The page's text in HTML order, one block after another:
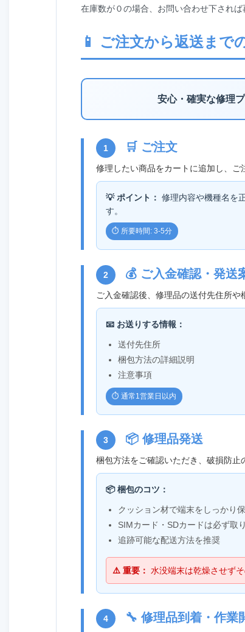
在庫数が０の場合、お問い合わせ下され
📱 ご注文から返送まで
安心・確実な修理
1 🛒 ご注文
修理したい商品をカートに追加し、ご
💡 ポイント： 修理内容や機種名を
す。
⏱️ 所要時間: 3-5分
2 💰 ご入金確認・発送
ご入金確認後、修理品の送付先住所や
📧 お送りする情報：
送付先住所
梱包方法の詳細説明
注意事項
⏱️ 通常1営業日以内
3 📦 修理品発送
梱包方法をご確認いただき、破損防止
📦 梱包のコツ：
クッション材で端末をしっかり
SIMカード・SDカードは必ず取
追跡可能な配送方法を推奨
⚠️ 重要： 水没端末は乾燥させず
4 🔧 修理品到着・作業